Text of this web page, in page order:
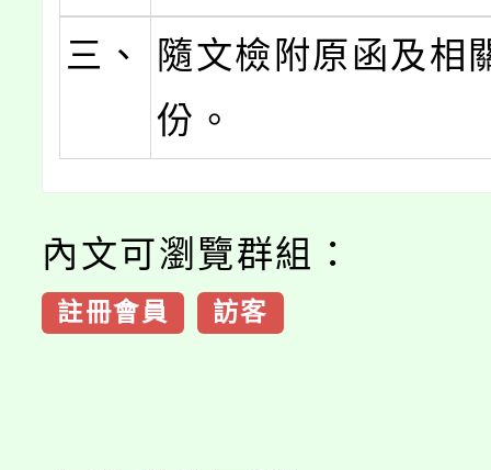
三、
隨文檢附原函及相
份。
內文可瀏覽群組：
註冊會員 訪客